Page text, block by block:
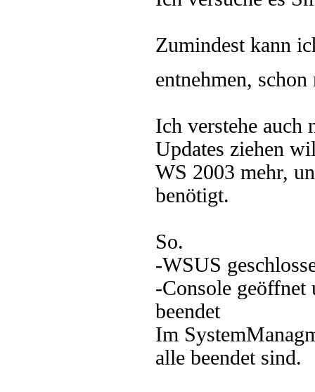
Zumindest kann
entnehmen,
Ich verstehe
Updates ziehen
WS 2003 mehr,
benötigt.
So.
-WSUS
-Console
beendet
Im
alle beendet sind.